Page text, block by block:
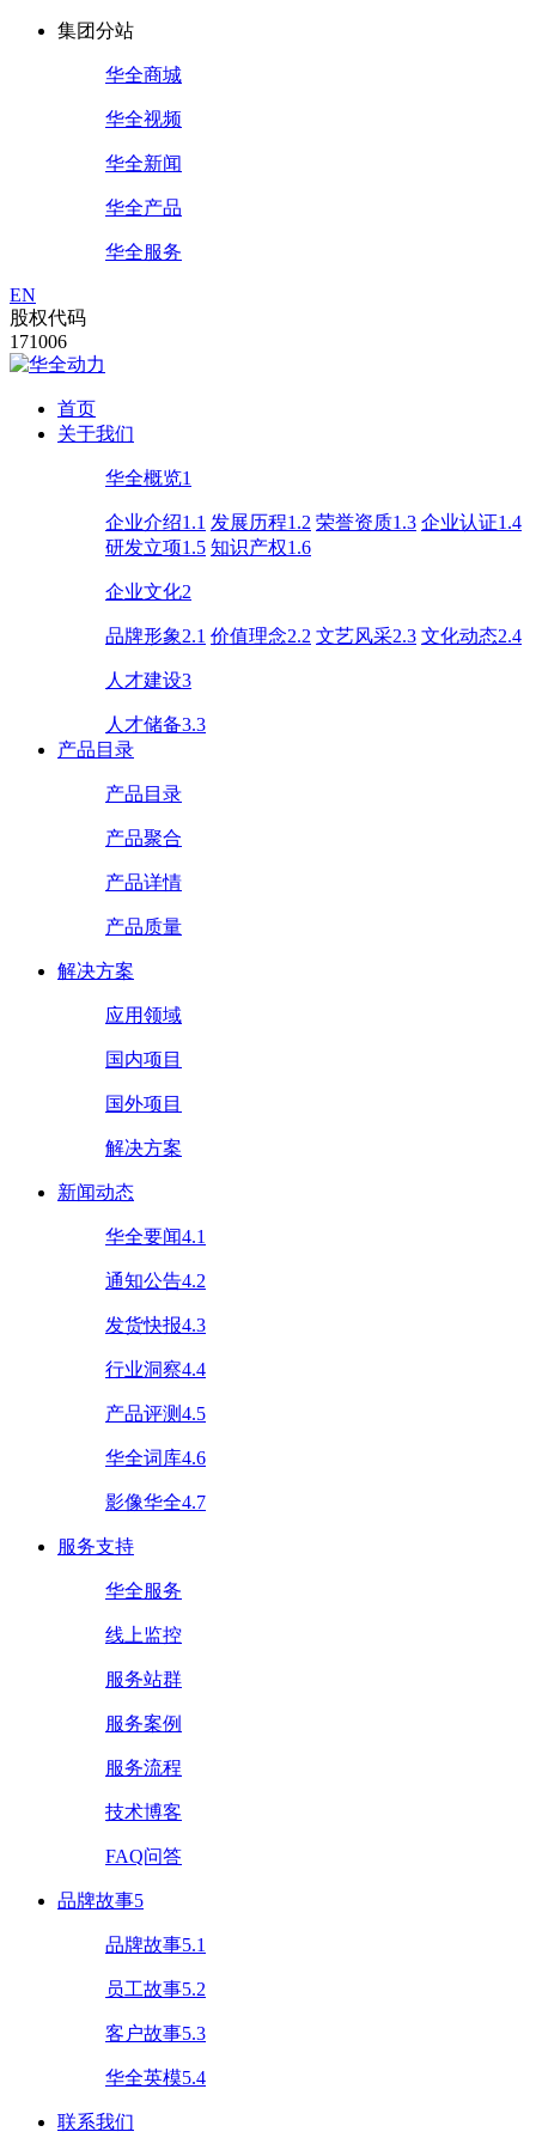
集团分站
华全商城
华全视频
华全新闻
华全产品
华全服务
EN
股权代码
171006
首页
关于我们
华全概览1
企业介绍1.1 发展历程1.2 荣誉资质1.3 企业认证1.4
研发立项1.5 知识产权1.6
企业文化2
品牌形象2.1 价值理念2.2 文艺风采2.3 文化动态2.4
人才建设3
人才储备3.3
产品目录
产品目录
产品聚合
产品详情
产品质量
解决方案
应用领域
国内项目
国外项目
解决方案
新闻动态
华全要闻4.1
通知公告4.2
发货快报4.3
行业洞察4.4
产品评测4.5
华全词库4.6
影像华全4.7
服务支持
华全服务
线上监控
服务站群
服务案例
服务流程
技术博客
FAQ问答
品牌故事5
品牌故事5.1
员工故事5.2
客户故事5.3
华全英模5.4
联系我们